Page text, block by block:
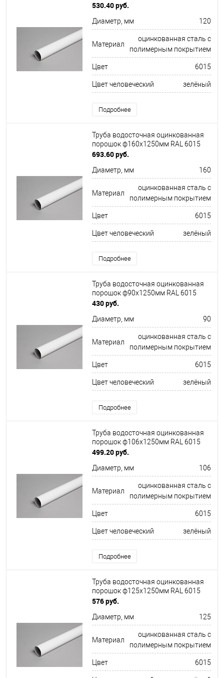
530.40 руб.
Диаметр, мм 120
Материал
оцинкованная сталь с
полимерным покрытием
Цвет 6015
Цвет человеческий зелёный
Подробнее
Труба водосточная оцинкованная
порошок ф160х1250мм RAL 6015
693.60 руб.
Диаметр, мм 160
Материал
оцинкованная сталь с
полимерным покрытием
Цвет 6015
Цвет человеческий зелёный
Подробнее
Труба водосточная оцинкованная
порошок ф90х1250мм RAL 6015
430 руб.
Диаметр, мм 90
Материал
оцинкованная сталь с
полимерным покрытием
Цвет 6015
Цвет человеческий зелёный
Подробнее
Труба водосточная оцинкованная
порошок ф106х1250мм RAL 6015
499.20 руб.
Диаметр, мм 106
Материал
оцинкованная сталь с
полимерным покрытием
Цвет 6015
Цвет человеческий зелёный
Подробнее
Труба водосточная оцинкованная
порошок ф125х1250мм RAL 6015
576 руб.
Диаметр, мм 125
Материал
оцинкованная сталь с
полимерным покрытием
Цвет 6015